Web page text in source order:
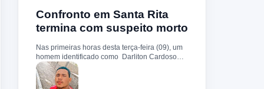
Confronto em Santa Rita
termina com suspeito morto
Nas primeiras horas desta terça-feira (09), um
homem identificado como Darliton Cardoso
Pereira morreu após confronto com a Polícia
Militar no povoado Timbotiba, zona rural de
Santa Rita. De acordo com a PM, os policiais